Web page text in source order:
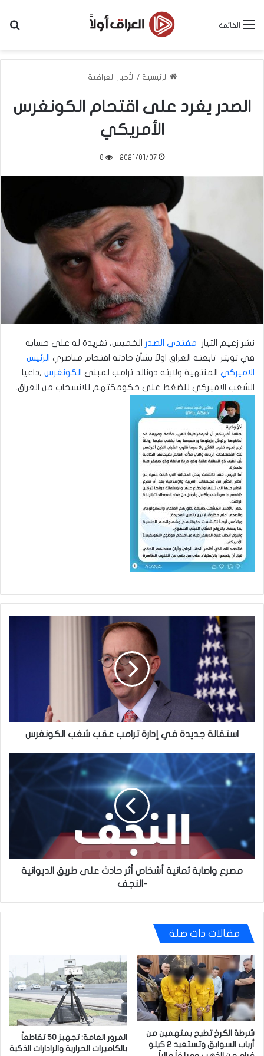
القائمة
الرئيسية / الأخبار العراقية
الصدر يغرد على اقتحام الكونغرس
الأمريكي
2021/01/07
8
نشر زعيم التيار مقتدى الصدر
الخميس، تغريدة له على حسابه
في تويتر تابعته العراق اولآ بشأن حادثة اقتحام مناصري
الرئيس
الاميركي المنتهية ولايته دونالد ترامب لمبنى الكونغرس ,داعيا
الشعب الاميركي للضغط على حكومكتهم للانسحاب من العراق.
شغب
الكونغرس
استقالة جديدة في إدارة ترامب عقب شغب الكونغرس
مصرع
واصابة
أشخاص
حادث
طريق
الديوانية
-النجف
مصرع واصابة ثمانية أشخاص أثر حادث على طريق الديوانية
-النجف
مقالات ذات صلة
شرطة الكرخ تطيح بمتهمين من
أرباب السوابق وتستعيد 2 كيلو
المرور العامة: تجهيز 50 تقاطعاً
بالكاميرات الحرارية والرادارات الذكية